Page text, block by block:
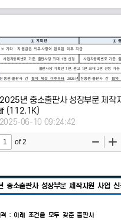
년 중소출판사 성장부문 제작
(112.1K)
2025-06-10 09:24:42